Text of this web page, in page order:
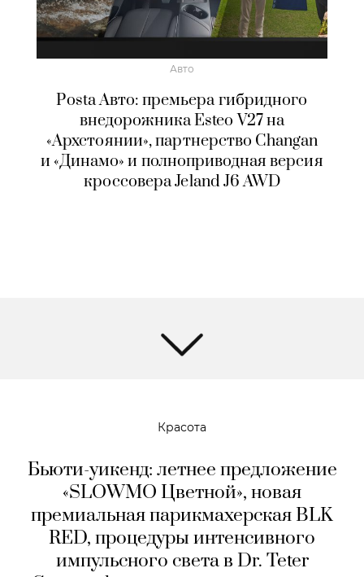
Авто
Posta Авто: премьера гибридного
внедорожника Esteo V27 на
«Архстоянии», партнерство Changan
и «Динамо» и полноприводная версия
кроссовера Jeland J6 AWD
Красота
Бьюти-уикенд: летнее предложение
«SLOWMO Цветной», новая
премиальная парикмахерская BLK
RED, процедуры интенсивного
импульсного света в Dr. Teter